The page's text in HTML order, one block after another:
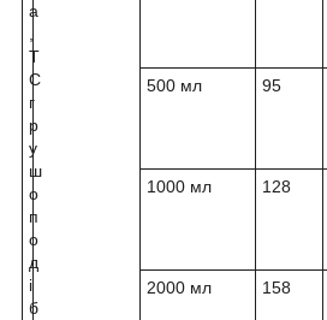
а
Т
С
г
р
у
ш
о
п
о
д
і
б
500 мл 95
1000 мл 128
2000 мл 158